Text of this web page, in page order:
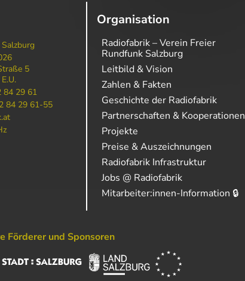
5
84 29 61
84 29 61-55
Organisation
Radiofabrik – Verein Freier
Rundfunk Salzburg
Leitbild & Vision
Zahlen & Fakten
Geschichte der Radiofabrik
Partnerschaften & Kooperationen
Projekte
Preise & Auszeichnungen
Radiofabrik Infrastruktur
Jobs @ Radiofabrik
Mitarbeiter:innen-Information 🔒
Förderer und Sponsoren